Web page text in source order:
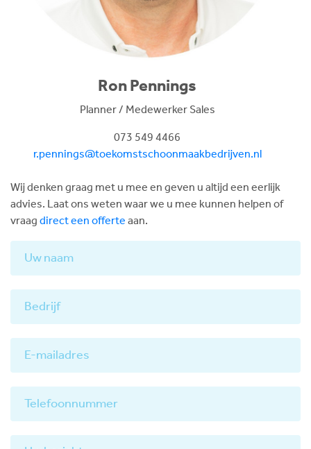
Ron Pennings
Planner / Medewerker Sales
073 549 4466
r.pennings@toekomstschoonmaakbedrijven.nl
Wij denken graag met u mee en geven u altijd een eerlijk
advies. Laat ons weten waar we u mee kunnen helpen of
vraagdirect een offerteaan.